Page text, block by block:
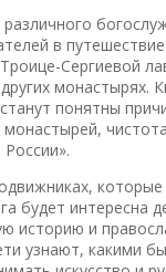
в
Сергиевой
монастырях.
понятны
будет интересна
историю и
узнают, какими